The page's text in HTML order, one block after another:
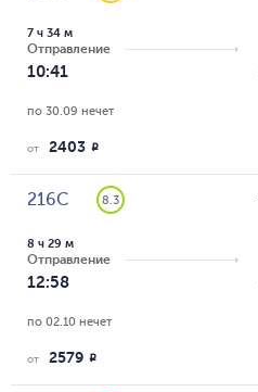
Отправление
10:41
7 ч 34 м
по 30.09 нечет
от 2403 R
216С 8.3
Отправление
12:58
8 ч 29 м
по 02.10 нечет
от 2579 R